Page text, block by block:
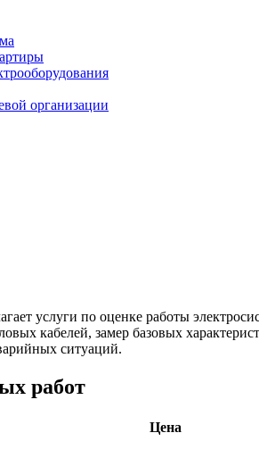
организации
услуги по оценке работы
кабелей, замер базовых
ситуаций.
работ
Цена